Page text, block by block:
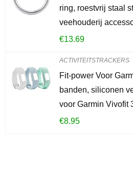
ring, roestvrij staal
veehouderij
€13.69
ACTIVITEITSTRACKERS
Fit-power Voor
banden, siliconen
voor Garmin Vivofit
€8.95